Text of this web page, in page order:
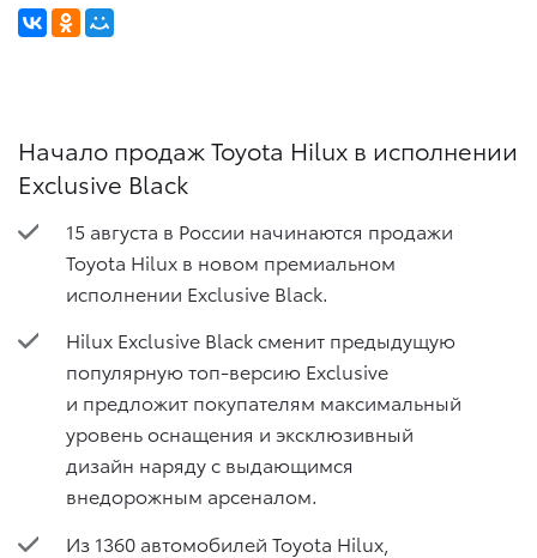
Начало продаж Toyota Hilux в исполнении
Exclusive Black
15 августа в России начинаются продажи
Toyota Hilux в новом премиальном
исполнении Exclusive Black.
Hilux Exclusive Black сменит предыдущую
популярную топ-версию Exclusive
и предложит покупателям максимальный
уровень оснащения и эксклюзивный
дизайн наряду с выдающимся
внедорожным арсеналом.
Из 1360 автомобилей Toyota Hilux,